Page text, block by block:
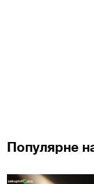
Популярне